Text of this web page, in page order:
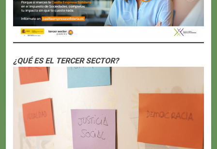
¿QUÉ ES EL TERCER SECTOR?